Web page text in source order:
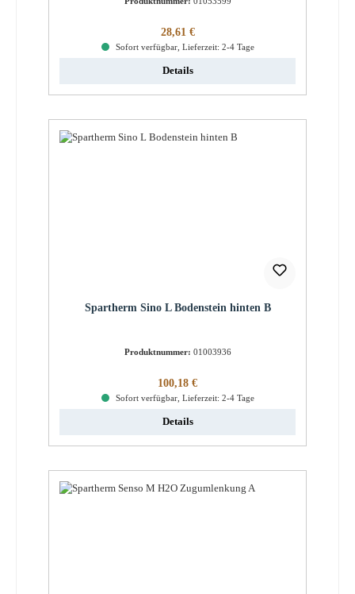
Regulärer Preis:
28,61 €
Sofort verfügbar, Lieferzeit: 2-4 Tage
Details
Spartherm Sino L Bodenstein hinten B
Produktnummer: 01003936
Regulärer Preis:
100,18 €
Sofort verfügbar, Lieferzeit: 2-4 Tage
Details